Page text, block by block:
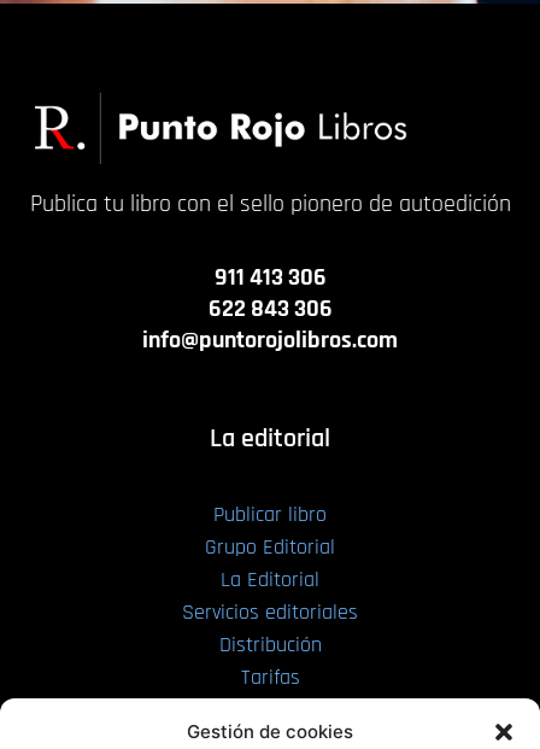
Gestión de cookies
Publica tu libro con el sello pionero de autoedición
911 413 306
622 843 306
info@puntorojolibros.com
La editorial
Publicar libro
Grupo Editorial
La Editorial
Servicios editoriales
Distribución
Tarifas